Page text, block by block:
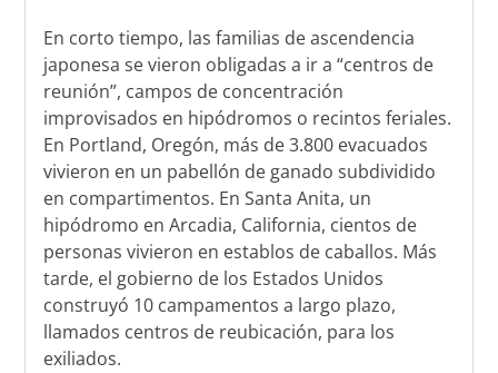
En corto tiempo, las familias de ascendencia
japonesa se vieron obligadas a ir a “centros de
reunión”, campos de concentración
improvisados en hipódromos o recintos feriales.
En Portland, Oregón, más de 3.800 evacuados
vivieron en un pabellón de ganado subdividido
en compartimentos. En Santa Anita, un
hipódromo en Arcadia, California, cientos de
personas vivieron en establos de caballos. Más
tarde, el gobierno de los Estados Unidos
construyó 10 campamentos a largo plazo,
llamados centros de reubicación, para los
exiliados.